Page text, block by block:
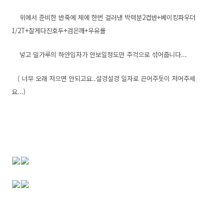
위에서 준비한 반죽에 체에 한번 걸러낸 박력분2컵반+베이킹파우더
1/2T+잘게다진호두+검은깨+우유를
넣고 밀가루의 하얀입자가 안보일정도만 주걱으로 섞어줍니다...
( 너무 오래 저으면 안되고요..설겅설겅 일자로 끈어주듯이 저어주세
요...)